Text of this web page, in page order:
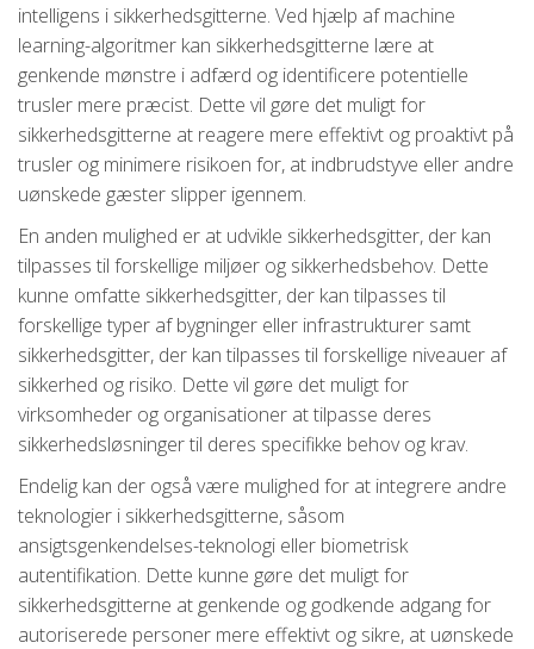
intelligens i sikkerhedsgitterne. Ved hjælp af machine
learning-algoritmer kan sikkerhedsgitterne lære at
genkende mønstre i adfærd og identificere potentielle
trusler mere præcist. Dette vil gøre det muligt for
sikkerhedsgitterne at reagere mere effektivt og proaktivt på
trusler og minimere risikoen for, at indbrudstyve eller andre
uønskede gæster slipper igennem.
En anden mulighed er at udvikle sikkerhedsgitter, der kan
tilpasses til forskellige miljøer og sikkerhedsbehov. Dette
kunne omfatte sikkerhedsgitter, der kan tilpasses til
forskellige typer af bygninger eller infrastrukturer samt
sikkerhedsgitter, der kan tilpasses til forskellige niveauer af
sikkerhed og risiko. Dette vil gøre det muligt for
virksomheder og organisationer at tilpasse deres
sikkerhedsløsninger til deres specifikke behov og krav.
Endelig kan der også være mulighed for at integrere andre
teknologier i sikkerhedsgitterne, såsom
ansigtsgenkendelses-teknologi eller biometrisk
autentifikation. Dette kunne gøre det muligt for
sikkerhedsgitterne at genkende og godkende adgang for
autoriserede personer mere effektivt og sikre, at uønskede